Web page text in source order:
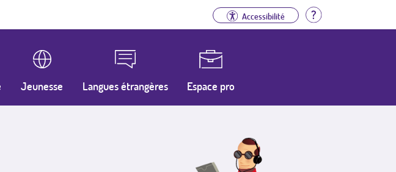
Accessibilité Aide
Jeunesse Langues étrangères Espace pro